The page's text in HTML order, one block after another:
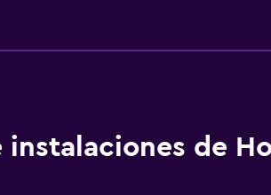
instalaciones de